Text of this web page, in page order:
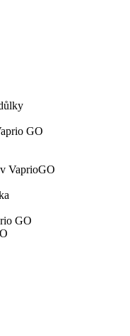
GO
VaprioGO
GO